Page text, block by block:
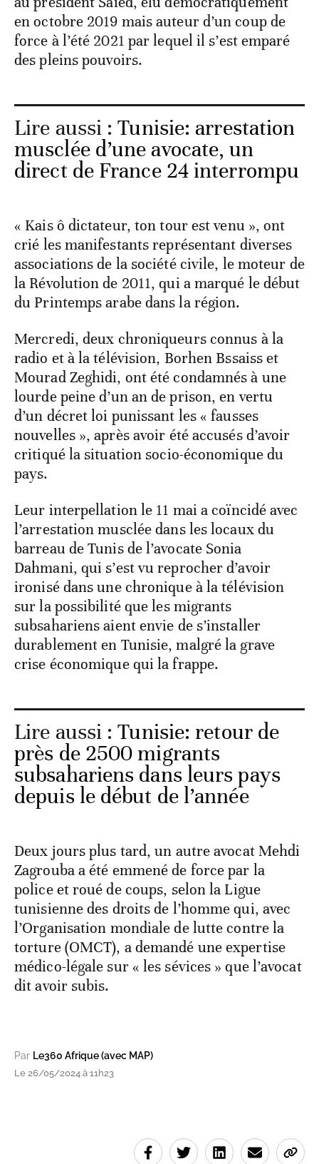
en octobre 2019 mais auteur d’un coup de
force à l’été 2021 par lequel il s’est emparé
des pleins pouvoirs.
Lire aussi :Tunisie: arrestation
musclée d’une avocate, un
direct de France 24 interrompu
« Kais ô dictateur, ton tour est venu », ont
crié les manifestants représentant diverses
associations de la société civile, le moteur de
la Révolution de 2011, qui a marqué le début
du Printemps arabe dans la région.
Mercredi, deux chroniqueurs connus à la
radio et à la télévision, Borhen Bssaiss et
Mourad Zeghidi, ont été condamnés à une
lourde peine d’un an de prison, en vertu
d’un décret loi punissant les « fausses
nouvelles », après avoir été accusés d’avoir
critiqué la situation socio-économique du
pays.
Leur interpellation le 11 mai a coïncidé avec
l’arrestation musclée dans les locaux du
barreau de Tunis de l’avocate Sonia
Dahmani, qui s’est vu reprocher d’avoir
ironisé dans une chronique à la télévision
sur la possibilité que les migrants
subsahariens aient envie de s’installer
durablement en Tunisie, malgré la grave
crise économique qui la frappe.
Lire aussi :Tunisie: retour de
près de 2500 migrants
subsahariens dans leurs pays
depuis le début de l’année
Deux jours plus tard, un autre avocat Mehdi
Zagrouba a été emmené de force par la
police et roué de coups, selon la Ligue
tunisienne des droits de l’homme qui, avec
l’Organisation mondiale de lutte contre la
torture (OMCT), a demandé une expertise
médico-légale sur « les sévices » que l’avocat
dit avoir subis.
Par Le360 Afrique (avec MAP)
Le 26/05/2024 à 11h23